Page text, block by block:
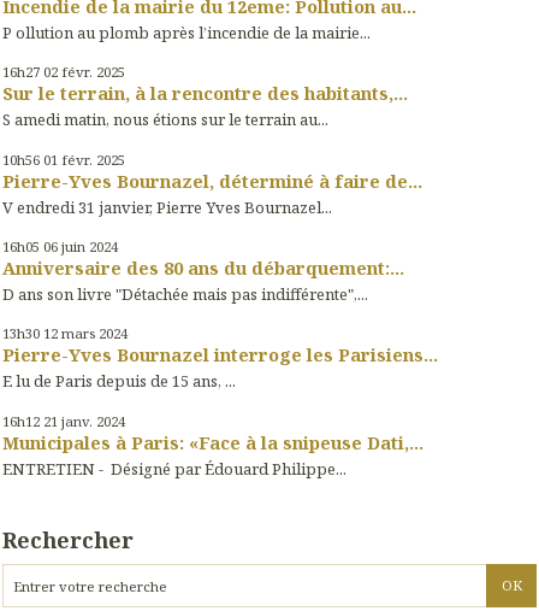
Incendie de la mairie du 12eme: Pollution au...
P ollution au plomb après l’incendie de la mairie...
16h27 02 févr. 2025
Sur le terrain, à la rencontre des habitants,...
S amedi matin, nous étions sur le terrain au...
10h56 01 févr. 2025
Pierre-Yves Bournazel, déterminé à faire de...
V endredi 31 janvier, Pierre Yves Bournazel...
16h05 06 juin 2024
Anniversaire des 80 ans du débarquement:...
D ans son livre "Détachée mais pas indifférente",...
13h30 12 mars 2024
Pierre-Yves Bournazel interroge les Parisiens...
E lu de Paris depuis de 15 ans, ...
16h12 21 janv. 2024
Municipales à Paris: «Face à la snipeuse Dati,...
ENTRETIEN - Désigné par Édouard Philippe...
Rechercher